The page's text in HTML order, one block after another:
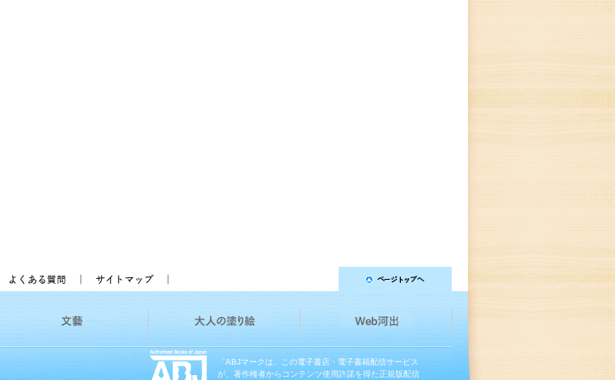
「ABJマークは、この電子書店・電子書籍配信サービス
が、著作権者からコンテンツ使用許諾を得た正規版配信